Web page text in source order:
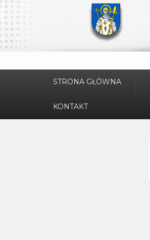
STRONA GŁÓWNA
KONTAKT